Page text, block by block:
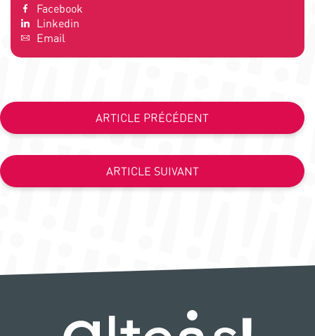
Facebook
Linkedin
Email
ARTICLE PRÉCÉDENT
ARTICLE SUIVANT